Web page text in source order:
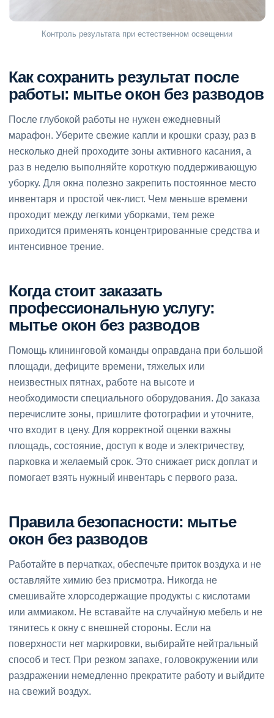
Контроль результата при естественном освещении
Как сохранить результат после
работы: мытье окон без разводов
После глубокой работы не нужен ежедневный
марафон. Уберите свежие капли и крошки сразу, раз в
несколько дней проходите зоны активного касания, а
раз в неделю выполняйте короткую поддерживающую
уборку. Для окна полезно закрепить постоянное место
инвентаря и простой чек-лист. Чем меньше времени
проходит между легкими уборками, тем реже
приходится применять концентрированные средства и
интенсивное трение.
Когда стоит заказать
профессиональную услугу:
мытье окон без разводов
Помощь клининговой команды оправдана при большой
площади, дефиците времени, тяжелых или
неизвестных пятнах, работе на высоте и
необходимости специального оборудования. До заказа
перечислите зоны, пришлите фотографии и уточните,
что входит в цену. Для корректной оценки важны
площадь, состояние, доступ к воде и электричеству,
парковка и желаемый срок. Это снижает риск доплат и
помогает взять нужный инвентарь с первого раза.
Правила безопасности: мытье
окон без разводов
Работайте в перчатках, обеспечьте приток воздуха и не
оставляйте химию без присмотра. Никогда не
смешивайте хлорсодержащие продукты с кислотами
или аммиаком. Не вставайте на случайную мебель и не
тянитесь к окну с внешней стороны. Если на
поверхности нет маркировки, выбирайте нейтральный
способ и тест. При резком запахе, головокружении или
раздражении немедленно прекратите работу и выйдите
на свежий воздух.